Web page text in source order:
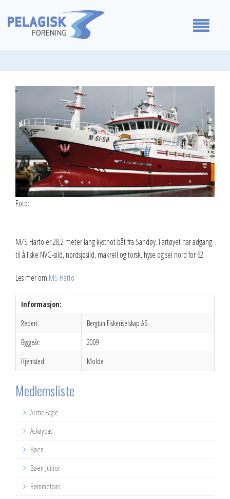
For medlemmer
Om oss
Kontakt oss
Foto:
M/S Harto er 28,2 meter lang kystnot båt fra Sandøy. Fartøyet har adgang
til å fiske NVG-sild, nordsjøsild, makrell og torsk, hyse og sei nord for 62.
Les mer om MS Harto
Informasjon:
Rederi:
Bergtun Fiskeriselskap AS
Byggeår:
2009
Hjemsted:
Molde
Medlemsliste
Arctic Eagle
Askøybas
Bøen
Bøen Junior
Bømmelbas